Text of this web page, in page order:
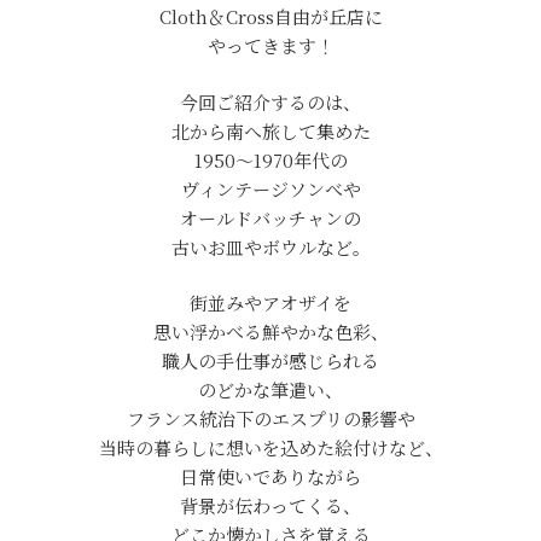
Cloth＆Cross自由が丘店に
やってきます！
今回ご紹介するのは、
北から南へ旅して集めた
1950～1970年代の
ヴィンテージソンべや
オールドバッチャンの
古いお皿やボウルなど。
街並みやアオザイを
思い浮かべる鮮やかな色彩、
職人の手仕事が感じられる
のどかな筆遣い、
フランス統治下のエスプリの影響や
当時の暮らしに想いを込めた絵付けなど、
日常使いでありながら
背景が伝わってくる、
どこか懐かしさを覚える